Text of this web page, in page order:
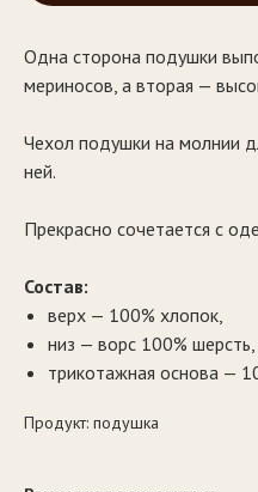
Одна сторона подушки
мериносов, а вторая —
Чехол подушки на молнии
ней.
Прекрасно сочетается с
Состав:
верх — 100% хлопок,
низ — ворс 100% шерсть,
трикотажная основа —
Продукт: подушка